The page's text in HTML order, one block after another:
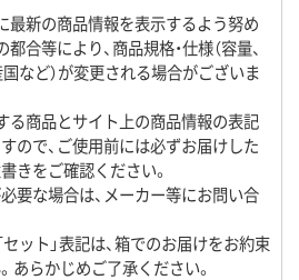
最新の商品情報を表示するよう努め
合等により、商品規格・仕様（容量、
国など）が変更される場合がございま
る商品とサイト上の商品情報の表記
ので、ご使用前には必ずお届けした
きをご確認ください。
要な場合は、メーカー等にお問い合
ット」表記は、箱でのお届けをお約束
あらかじめご了承ください。